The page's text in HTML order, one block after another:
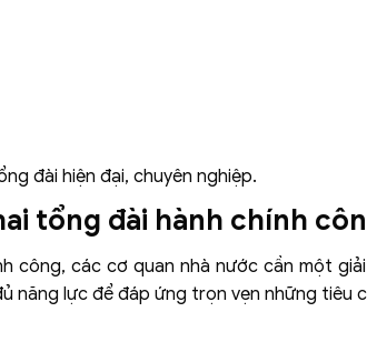
đài hiện đại, chuyên nghiệp.
tổng đài hành chính
công, các cơ quan nhà nước cần một
năng lực để đáp ứng trọn vẹn những tiêu